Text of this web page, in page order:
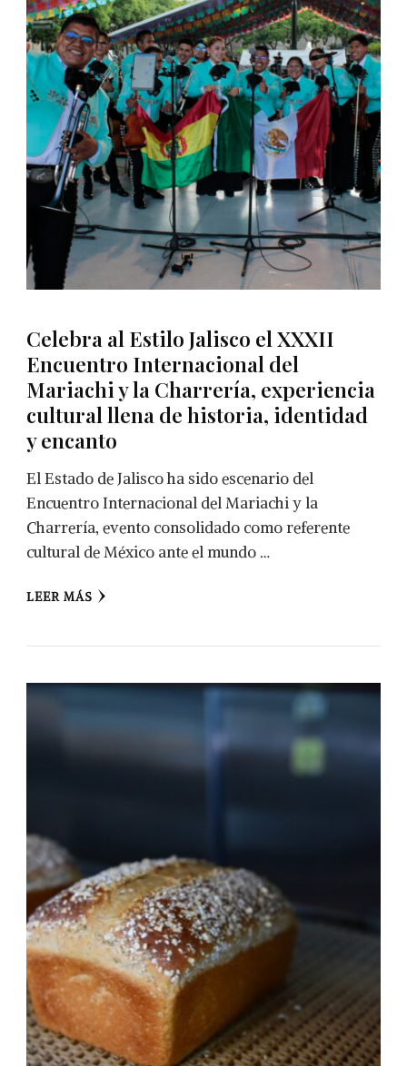
Celebra al Estilo Jalisco el XXXII
Encuentro Internacional del
Mariachi y la Charrería, experiencia
cultural llena de historia, identidad
y encanto
El Estado de Jalisco ha sido escenario del
Encuentro Internacional del Mariachi y la
Charrería, evento consolidado como referente
cultural de México ante el mundo …
LEER MÁS